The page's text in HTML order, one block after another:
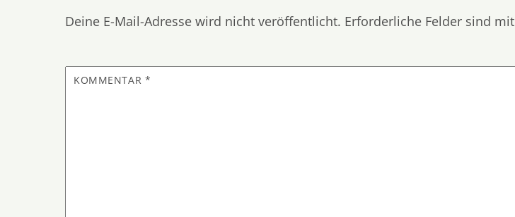
Deine E-Mail-Adresse wird nicht veröffentlicht. Erforderliche Felder sind mit
KOMMENTAR *